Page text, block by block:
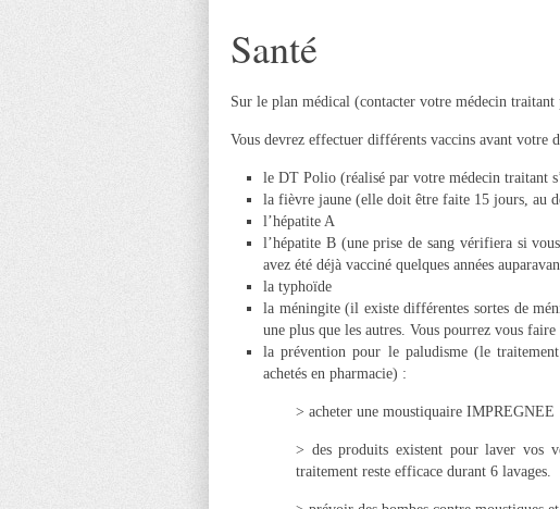
Santé
Sur le plan médical (contacter votre médecin traitant
Vous devrez effectuer différents vaccins avant votre
le DT Polio (réalisé par votre médecin traitant
la fièvre jaune (elle doit être faite 15 jours, au
l’hépatite A
l’hépatite B (une prise de sang vérifiera si
avez été déjà vacciné quelques années
la typhoïde
la méningite (il existe différentes sortes de
une plus que les autres. Vous pourrez vous
la prévention pour le paludisme (le
achetés en pharmacie) :
> acheter une moustiquaire IMPREGNEE
> des produits existent pour laver vos
traitement reste efficace durant 6 lavages.